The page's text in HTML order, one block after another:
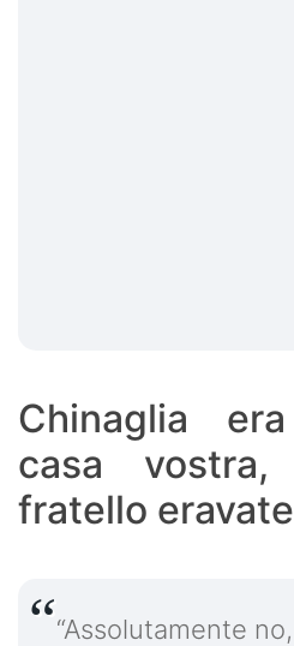
Chinaglia
casa
fratello
“Assolutamente